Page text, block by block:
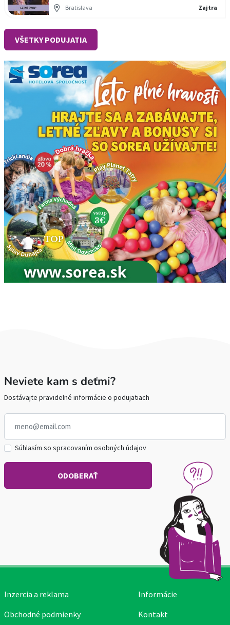
Bratislava Zajtra
VŠETKY PODUJATIA
Neviete kam s deťmi?
Dostávajte pravidelné informácie o podujatiach
Súhlasím so spracovaním osobných údajov
Inzercia a reklama
Obchodné podmienky
Informácie
Kontakt